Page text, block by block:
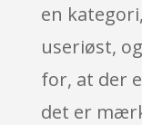
en
useriøst,
for, at der
det er